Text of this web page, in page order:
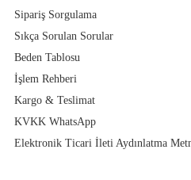
Sipariş Sorgulama
Sıkça Sorulan Sorular
Beden Tablosu
İşlem Rehberi
Kargo & Teslimat
KVKK WhatsApp
Elektronik Ticari İleti Aydınlatma